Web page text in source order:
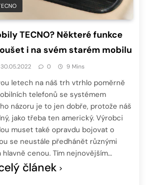
TECNO? Některé funkce
i na svém starém mobilu
30.05.2022 0 9 Mins
letech na náš trh vtrhlo poměrně
telefonů se systémem
názoru je to jen dobře, protože náš
jako třeba ten americký. Výrobci
muset také opravdu bojovat o
se neustále předhánět různými
cenou. Tím nejnovějším…
článek